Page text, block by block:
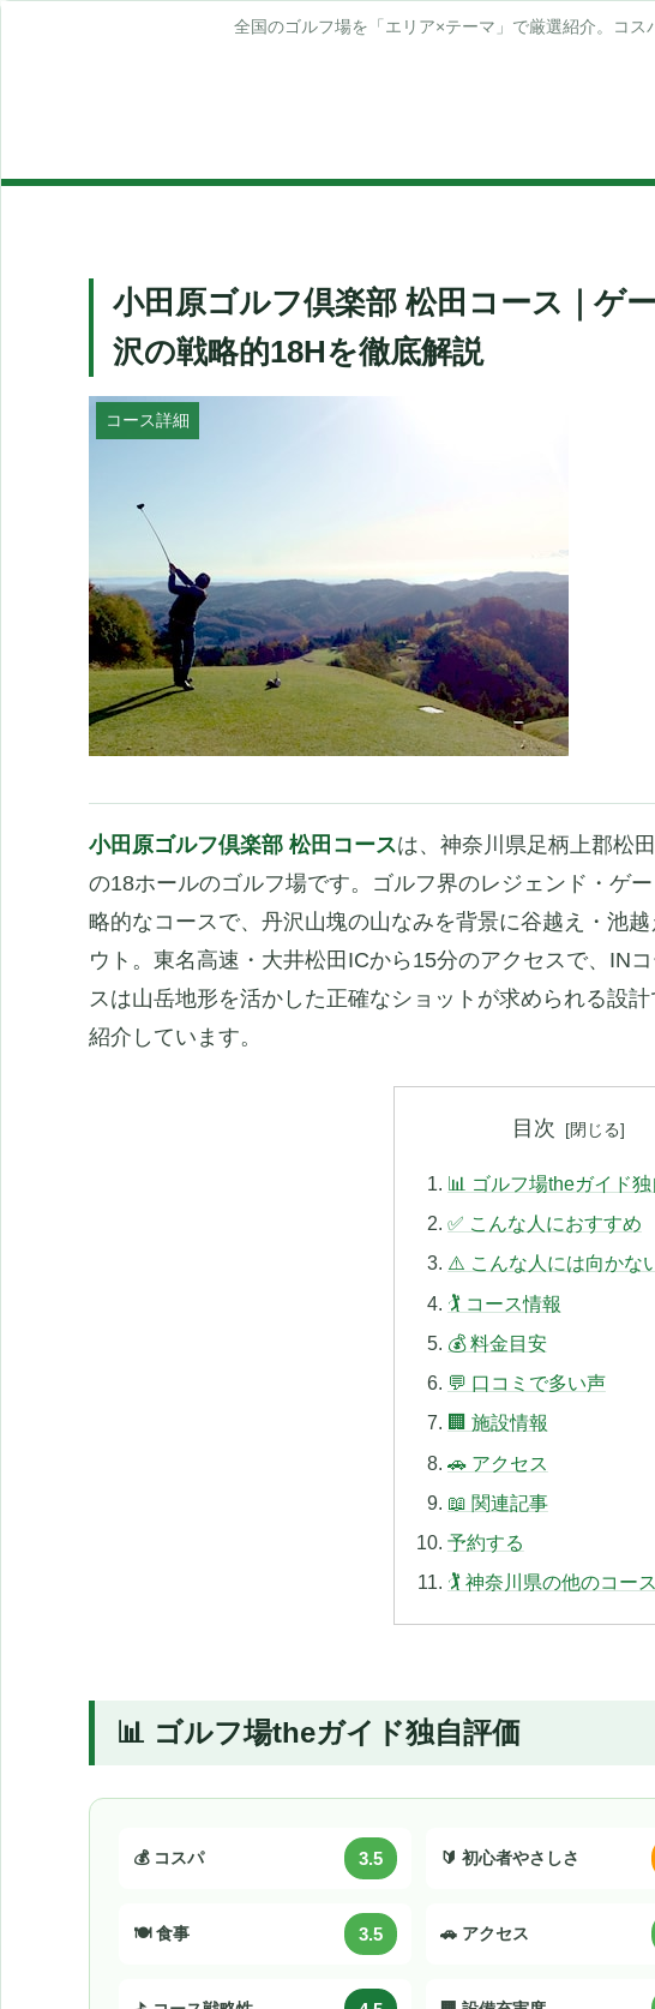
全国のゴルフ場を「エリア×テーマ」で厳選紹介。コ
小田原ゴルフ倶楽部 松田コース｜ゲ
沢の戦略的18Hを徹底解説
コース詳細
小田原ゴルフ倶楽部 松田コースは、神奈川県足柄上郡松
の18ホールのゴルフ場です。ゴルフ界のレジェンド・ゲ
略的なコースで、丹沢山塊の山なみを背景に谷越え・池
ウト。東名高速・大井松田ICから15分のアクセスで、IN
スは山岳地形を活かした正確なショットが求められる設
紹介しています。
目次
📊 ゴルフ場theガイド
✅ こんな人におすすめ
⚠️ こんな人には向かな
🏌️ コース情報
💰 料金目安
💬 口コミで多い声
🏢 施設情報
🚗 アクセス
📖 関連記事
予約する
🏌️ 神奈川県の他のコー
📊 ゴルフ場theガイド独自評価
💰 コスパ 3.5 🔰 初心者やさしさ
🍽️ 食事 3.5 🚗 アクセス